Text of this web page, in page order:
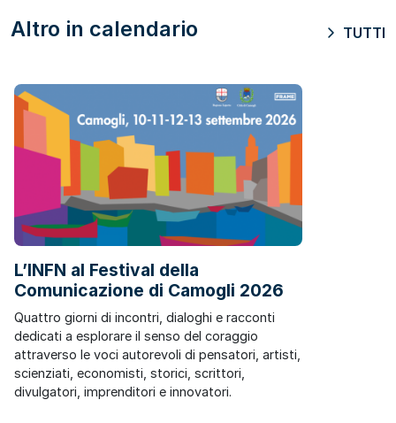
Altro in calendario TUTTI
L’INFN al Festival della
Comunicazione di Camogli 2026
Quattro giorni di incontri, dialoghi e racconti
dedicati a esplorare il senso del coraggio
attraverso le voci autorevoli di pensatori, artisti,
scienziati, economisti, storici, scrittori,
divulgatori, imprenditori e innovatori.